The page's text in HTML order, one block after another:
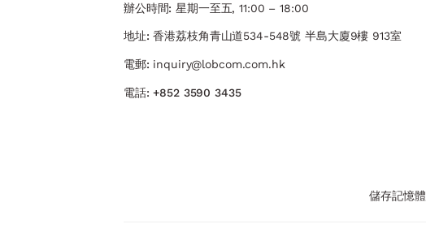
辦公時間: 星期一至五, 11:00 – 18:00
地址: 香港荔枝角青山道534-548號 ​半島大廈9樓 913室
電郵: inquiry@lobcom.com.hk
電話:+852 3590 3435
儲存記憶體